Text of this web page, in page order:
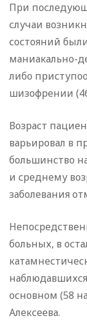
При
случаи
состояний
маниакально-
либо
шизофрении
Возраст
варьировал в
большинство
и среднему
заболевания
больных, в
основном (58
Алексеева.